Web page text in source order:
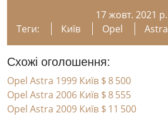
17 жовт. 2021 р.
Теги:
Київ Opel Astra
Схожі оголошення:
Opel Astra 1999 Київ $ 8 500
Opel Astra 2006 Київ $ 8 555
Opel Astra 2009 Київ $ 11 500